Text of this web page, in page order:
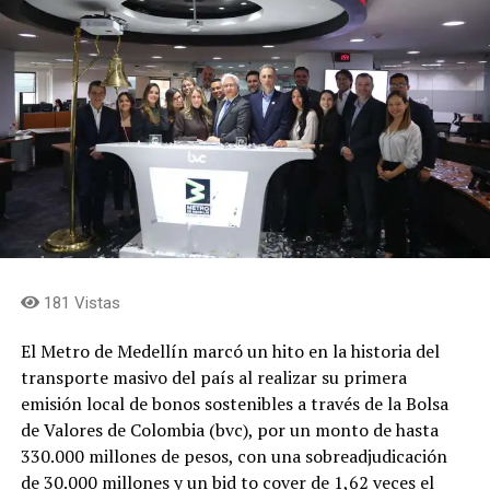
servicios y las barreras de accesibilidad. En ese sentido,
afirmó que el modelo de concesión permitirá asegurar la
financiación de las obras, el mantenimiento permanente
del estadio, la generación de nuevas fuentes de ingresos
y la sostenibilidad del escenario a largo plazo.
Concejales que integran la comisión de ponentes
expresaron que el proyecto representa una oportunidad
para transformar el estadio Atanasio Girardot en un
escenario de talla mundial, capaz de responder a las
culturales, superando la obsolescencia de la
financiera y convirtiéndolo en un recinto
multipropósito bajo estándares internacionales,
mediante un modelo de financiación que combina
recursos públicos y privados.
181 Vistas
El Metro de Medellín marcó un hito en la historia del
transporte masivo del país al realizar su primera
emisión local de bonos sostenibles a través de la Bolsa
de Valores de Colombia (bvc), por un monto de hasta
330.000 millones de pesos, con una sobreadjudicación
de 30.000 millones y un bid to cover de 1,62 veces el